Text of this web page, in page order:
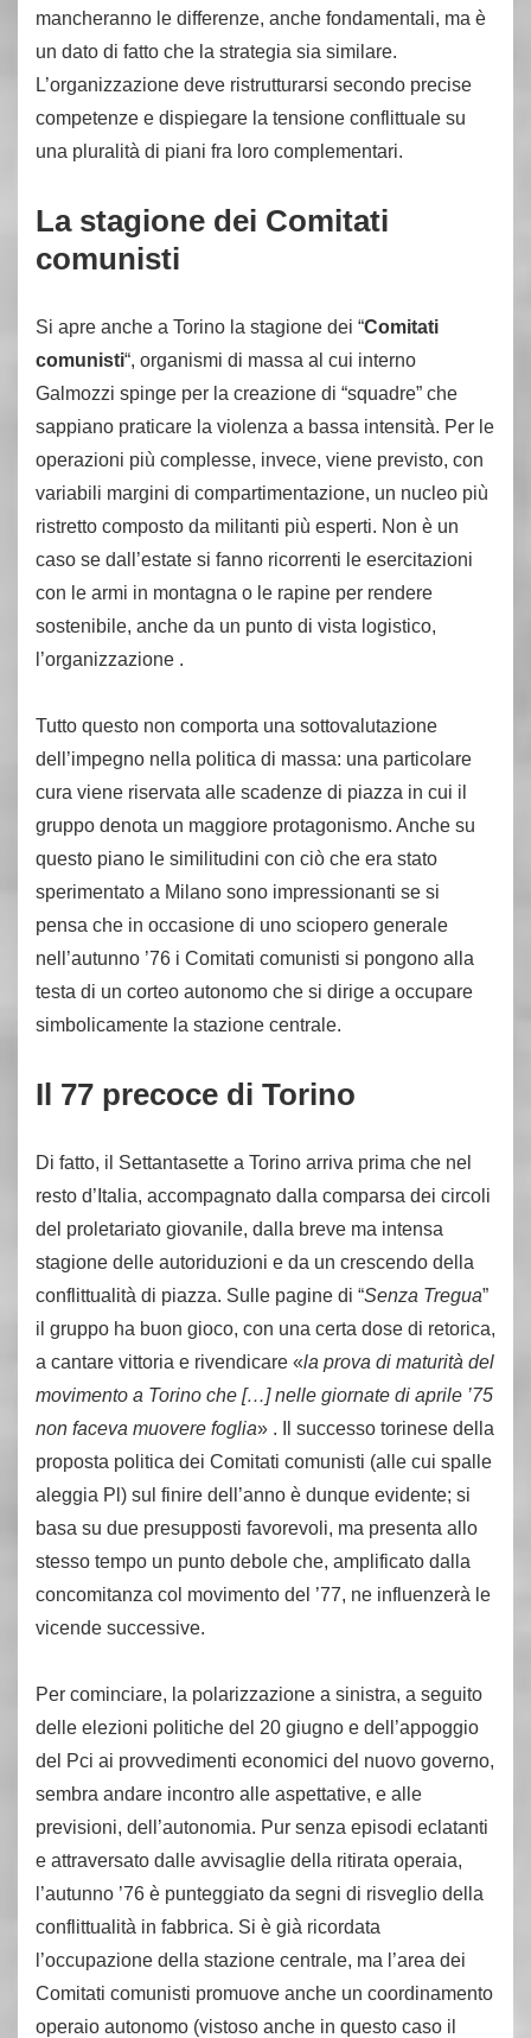
mancheranno le differenze, anche fondamentali, ma è
un dato di fatto che la strategia sia similare.
L’organizzazione deve ristrutturarsi secondo precise
competenze e dispiegare la tensione conflittuale su
una pluralità di piani fra loro complementari.
La stagione dei Comitati
comunisti
Si apre anche a Torino la stagione dei “Comitati
comunisti“, organismi di massa al cui interno
Galmozzi spinge per la creazione di “squadre” che
sappiano praticare la violenza a bassa intensità. Per le
operazioni più complesse, invece, viene previsto, con
variabili margini di compartimentazione, un nucleo più
ristretto composto da militanti più esperti. Non è un
caso se dall’estate si fanno ricorrenti le esercitazioni
con le armi in montagna o le rapine per rendere
sostenibile, anche da un punto di vista logistico,
l’organizzazione .
Tutto questo non comporta una sottovalutazione
dell’impegno nella politica di massa: una particolare
cura viene riservata alle scadenze di piazza in cui il
gruppo denota un maggiore protagonismo. Anche su
questo piano le similitudini con ciò che era stato
sperimentato a Milano sono impressionanti se si
pensa che in occasione di uno sciopero generale
nell’autunno ’76 i Comitati comunisti si pongono alla
testa di un corteo autonomo che si dirige a occupare
simbolicamente la stazione centrale.
Il 77 precoce di Torino
Di fatto, il Settantasette a Torino arriva prima che nel
resto d’Italia, accompagnato dalla comparsa dei circoli
del proletariato giovanile, dalla breve ma intensa
stagione delle autoriduzioni e da un crescendo della
conflittualità di piazza. Sulle pagine di “Senza Tregua”
il gruppo ha buon gioco, con una certa dose di retorica,
a cantare vittoria e rivendicare «la prova di maturità del
movimento a Torino che […] nelle giornate di aprile ’75
non faceva muovere foglia» . Il successo torinese della
proposta politica dei Comitati comunisti (alle cui spalle
aleggia Pl) sul finire dell’anno è dunque evidente; si
basa su due presupposti favorevoli, ma presenta allo
stesso tempo un punto debole che, amplificato dalla
concomitanza col movimento del ’77, ne influenzerà le
vicende successive.
Per cominciare, la polarizzazione a sinistra, a seguito
delle elezioni politiche del 20 giugno e dell’appoggio
del Pci ai provvedimenti economici del nuovo governo,
sembra andare incontro alle aspettative, e alle
previsioni, dell’autonomia. Pur senza episodi eclatanti
e attraversato dalle avvisaglie della ritirata operaia,
l’autunno ’76 è punteggiato da segni di risveglio della
conflittualità in fabbrica. Si è già ricordata
l’occupazione della stazione centrale, ma l’area dei
Comitati comunisti promuove anche un coordinamento
operaio autonomo (vistoso anche in questo caso il